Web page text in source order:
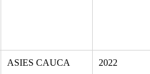
ASIES CAUCA 2022